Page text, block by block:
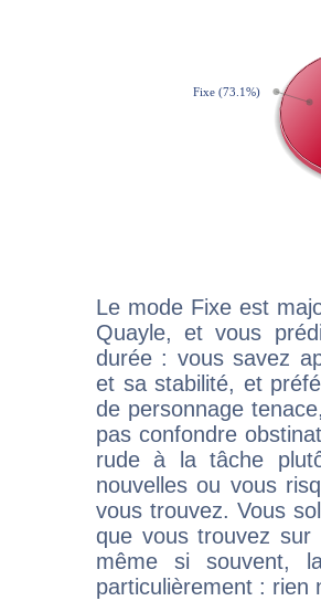
Le mode Fixe est
Quayle, et vous
durée : vous savez
et sa stabilité, et
de personnage
pas confondre
rude à la tâche
nouvelles ou vous
vous trouvez. Vous
que vous trouvez
même si souvent,
particulièrement : rien